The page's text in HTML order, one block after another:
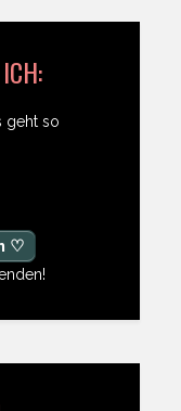
geht so
♡